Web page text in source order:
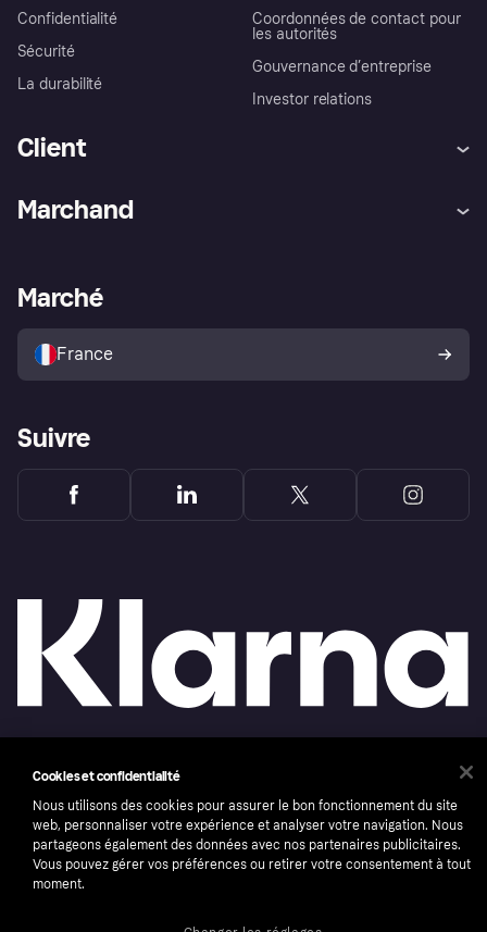
Confidentialité
Sécurité
La durabilité
Coordonnées de contact pour
les autorités
Gouvernance d’entreprise
Investor relations
Client
Explorez les magasins
Politique de protection de
l’acheteur Klarna
Marchand
Portail Marchand
Marché
France
Suivre
Copyright © 2005-2026 Klarna Bank AB (publ). Headquarters: Stockholm, Sweden. All
rights reserved. Klarna Bank AB (publ). Sveavägen 46, 111 34 Stockholm. Organization
ConditionsCookiesKlarna.com
Cookies et confidentialité
Nous utilisons des cookies pour assurer le bon fonctionnement du site
web, personnaliser votre expérience et analyser votre navigation. Nous
partageons également des données avec nos partenaires publicitaires.
Vous pouvez gérer vos préférences ou retirer votre consentement à tout
moment.